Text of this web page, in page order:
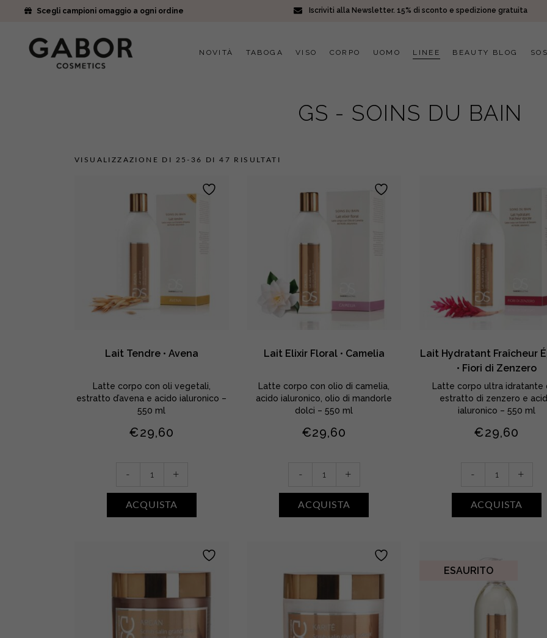
Scegli campioni omaggio a ogni ordine Iscriviti alla Newsletter. 15% di sconto e spedizione gratuita
NOVITÀ TABOGA VISO CORPO UOMO LINEE BEAUTY BLOG
GS - SOINS DU BAIN
VISUALIZZAZIONE DI 25-36 DI 47 RISULTATI
Lait Tendre • Avena
Latte corpo con oli vegetali,
estratto d’avena e acido ialuronico –
550 ml
€29,60
•
Avena
- +
ACQUISTA
Lait Elixir Floral • Camelia
Latte corpo con olio di camelia,
acido ialuronico, olio di mandorle
dolci – 550 ml
€29,60
Floral
- +
ACQUISTA
Lait Hydratant Fraîcheur
• Fiori di Zenzero
Latte corpo ultra idratante
estratto di zenzero e
ialuronico – 550 ml
€29,60
Fraîcheur
Épicée
Zenzero
quantity
- +
ACQUISTA
ESAURITO